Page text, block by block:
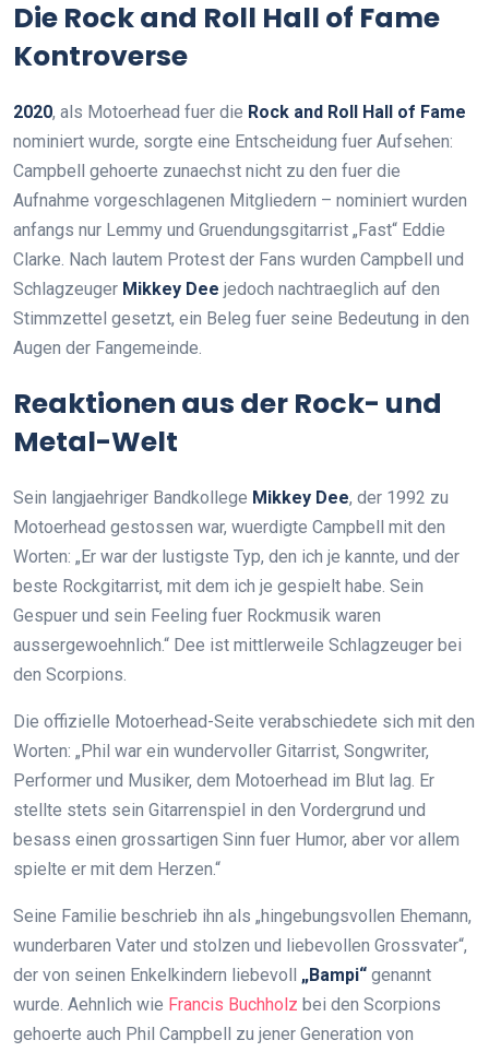
Die Rock and Roll Hall of Fame
Kontroverse
2020, als Motoerhead fuer die Rock and Roll Hall of Fame
nominiert wurde, sorgte eine Entscheidung fuer Aufsehen:
Campbell gehoerte zunaechst nicht zu den fuer die
Aufnahme vorgeschlagenen Mitgliedern – nominiert wurden
anfangs nur Lemmy und Gruendungsgitarrist „Fast“ Eddie
Clarke. Nach lautem Protest der Fans wurden Campbell und
Schlagzeuger Mikkey Dee jedoch nachtraeglich auf den
Stimmzettel gesetzt, ein Beleg fuer seine Bedeutung in den
Augen der Fangemeinde.
Reaktionen aus der Rock- und
Metal-Welt
Sein langjaehriger Bandkollege Mikkey Dee, der 1992 zu
Motoerhead gestossen war, wuerdigte Campbell mit den
Worten: „Er war der lustigste Typ, den ich je kannte, und der
beste Rockgitarrist, mit dem ich je gespielt habe. Sein
Gespuer und sein Feeling fuer Rockmusik waren
aussergewoehnlich.“ Dee ist mittlerweile Schlagzeuger bei
den Scorpions.
Die offizielle Motoerhead-Seite verabschiedete sich mit den
Worten: „Phil war ein wundervoller Gitarrist, Songwriter,
Performer und Musiker, dem Motoerhead im Blut lag. Er
stellte stets sein Gitarrenspiel in den Vordergrund und
besass einen grossartigen Sinn fuer Humor, aber vor allem
spielte er mit dem Herzen.“
Seine Familie beschrieb ihn als „hingebungsvollen Ehemann,
wunderbaren Vater und stolzen und liebevollen Grossvater“,
der von seinen Enkelkindern liebevoll „Bampi“ genannt
wurde. Aehnlich wie Francis Buchholz bei den Scorpions
gehoerte auch Phil Campbell zu jener Generation von